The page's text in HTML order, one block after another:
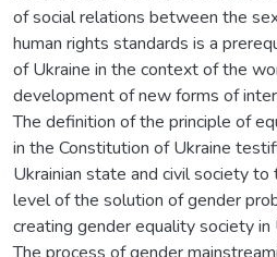
of social relations between the
human rights standards is a
of Ukraine in the context of the
development of new forms of
The definition of the principle of
in the Constitution of Ukraine
Ukrainian state and civil society
level of the solution of gender
creating gender equality society in